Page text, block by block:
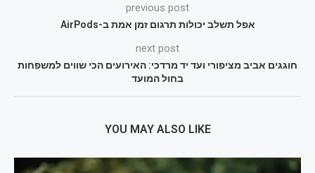
previous post
אפל תשלב יכולות תרגום זמן אמת ב-AirPods
next post
חוגגים אביב מציפורי ועד יד מרדכי: האירועים הכי שווים למשפחות
בחול המועד
YOU MAY ALSO LIKE